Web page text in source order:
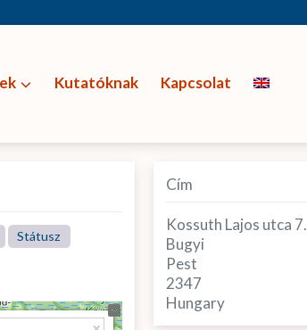
Kutatóknak Kapcsolat
Státusz
Cím
Kossuth Lajos utca 7.
Bugyi
Pest
2347
Hungary